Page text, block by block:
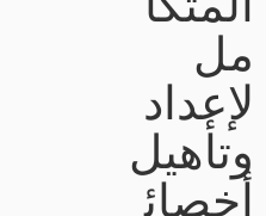
مل
لإعداد
وتأهيل
أخصائ